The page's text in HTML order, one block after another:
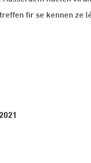
fir se kennen ze